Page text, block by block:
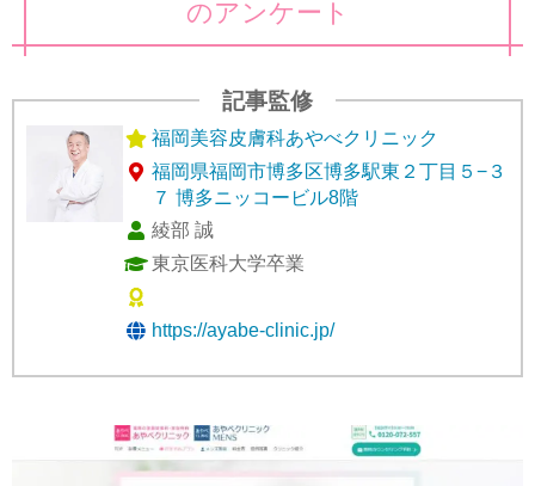
のアンケート
記事監修
福岡美容皮膚科あやべクリニック
福岡県福岡市博多区博多駅東２丁目５−３
７ 博多ニッコービル8階
綾部 誠
東京医科大学卒業
https://ayabe-clinic.jp/